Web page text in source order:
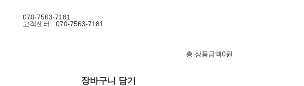
070-7563-7181
고객센터 : 070-7563-7181
총 상품금액0원
장바구니 담기